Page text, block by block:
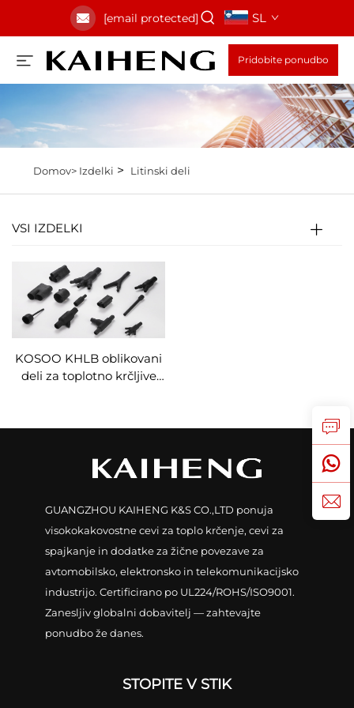
[email protected] SL
Pridobite ponudbo
Domov> Izdelki > Litinski deli
VSI IZDELKI
KOSOO KHLB oblikovani
deli za toplotno krčljive
5 jedri
GUANGZHOU KAIHENG K&S CO.,LTD ponuja
visokokakovostne cevi za toplo krčenje, cevi za
spajkanje in dodatke za žične povezave za
avtomobilsko, elektronsko in telekomunikacijsko
industrijo. Certificirano po UL224/ROHS/ISO9001.
Zanesljiv globalni dobavitelj — zahtevajte
ponudbo že danes.
STOPITE V STIK